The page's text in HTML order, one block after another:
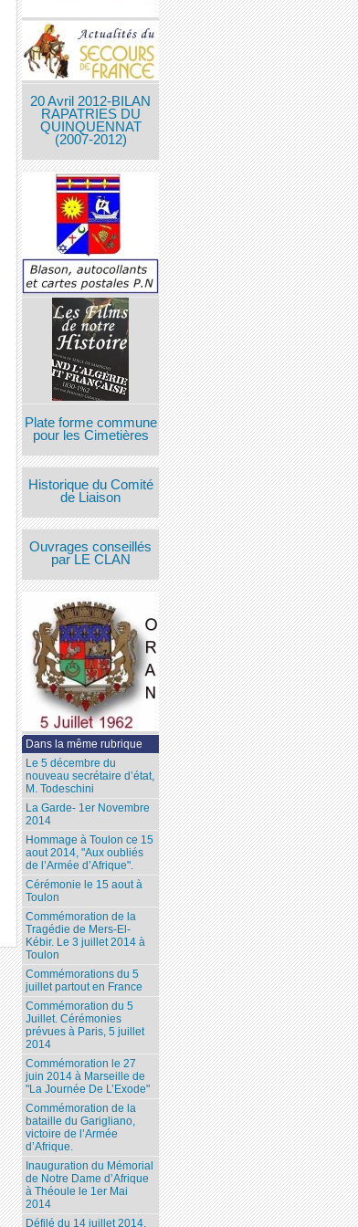
20 Avril 2012-BILAN
RAPATRIES DU
QUINQUENNAT
(2007-2012)
Plate forme commune
pour les Cimetières
Historique du Comité
de Liaison
Ouvrages conseillés
par LE CLAN
Dans la même rubrique
Le 5 décembre du
nouveau secrétaire d’état,
M. Todeschini
La Garde- 1er Novembre
2014
Hommage à Toulon ce 15
aout 2014, "Aux oubliés
de l’Armée d’Afrique".
Cérémonie le 15 aout à
Toulon
Commémoration de la
Tragédie de Mers-El-
Kébir. Le 3 juillet 2014 à
Toulon
Commémorations du 5
juillet partout en France
Commémoration du 5
Juillet. Cérémonies
prévues à Paris, 5 juillet
2014
Commémoration le 27
juin 2014 à Marseille de
"La Journée De L’Exode"
Commémoration de la
bataille du Garigliano,
victoire de l’Armée
d’Afrique.
Inauguration du Mémorial
de Notre Dame d’Afrique
à Théoule le 1er Mai
2014
Défilé du 14 juillet 2014.